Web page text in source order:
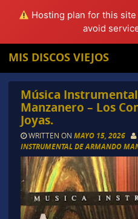
Hosting plan for this
avoid
MIS DISCOS VIEJOS
Música
Manzanero – Los
Joyas.
WRITTEN ON MAYO 15, 2026
INSTRUMENTAL DE ARMANDO